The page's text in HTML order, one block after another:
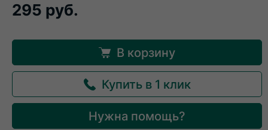
295 руб.
В корзину
Купить в 1 клик
Нужна помощь?